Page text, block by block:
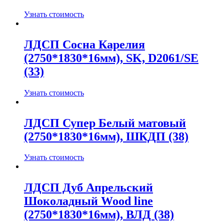
Узнать стоимость
ЛДСП Сосна Карелия
(2750*1830*16мм), SK, D2061/SE
(33)
Узнать стоимость
ЛДСП Супер Белый матовый
(2750*1830*16мм), ШКДП (38)
Узнать стоимость
ЛДСП Дуб Апрельский
Шоколадный Wood line
(2750*1830*16мм), ВЛД (38)